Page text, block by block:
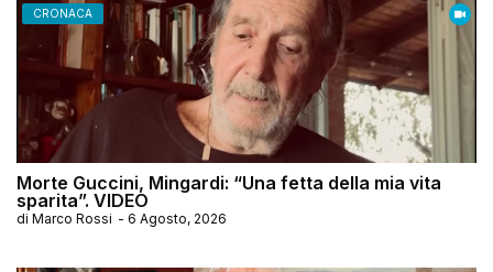
CRONACA
Morte Guccini, Mingardi: “Una fetta della mia vita
sparita”. VIDEO
di Marco Rossi - 6 Agosto, 2026